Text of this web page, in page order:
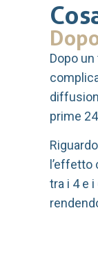
Dopo
prime
tra i 4 e